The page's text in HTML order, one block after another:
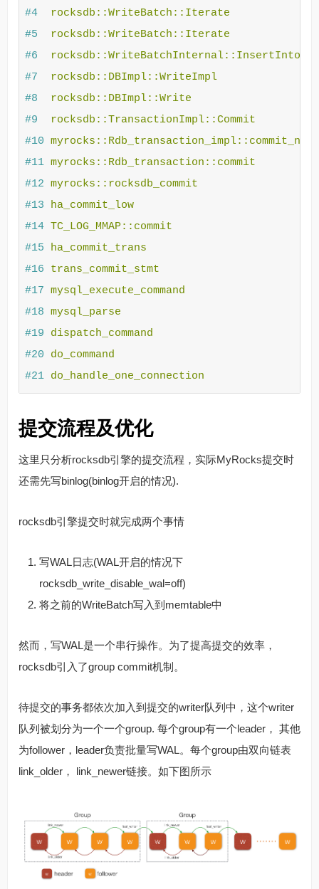
#4
#5
#6
#7
  rocksdb::DBImpl::WriteImpl
#8
#9
#10
#11
#12
#13
ha_commit_low
#14
#15
#16
#17
#18
#19
#20
#21
提交流程及优化
这里只分析rocksdb引擎的提交流程，实际MyRocks提交时
还需先写binlog(binlog开启的情况).
rocksdb引擎提交时就完成两个事情
写WAL日志(WAL开启的情况下
rocksdb_write_disable_wal=off)
将之前的WriteBatch写入到memtable中
然而，写WAL是一个串行操作。为了提高提交的效率，
rocksdb引入了group commit机制。
待提交的事务都依次加入到提交的writer队列中，这个writer
队列被划分为一个一个group. 每个group有一个leader， 其他
为follower，leader负责批量写WAL。每个group由双向链表
link_older， link_newer链接。如下图所示